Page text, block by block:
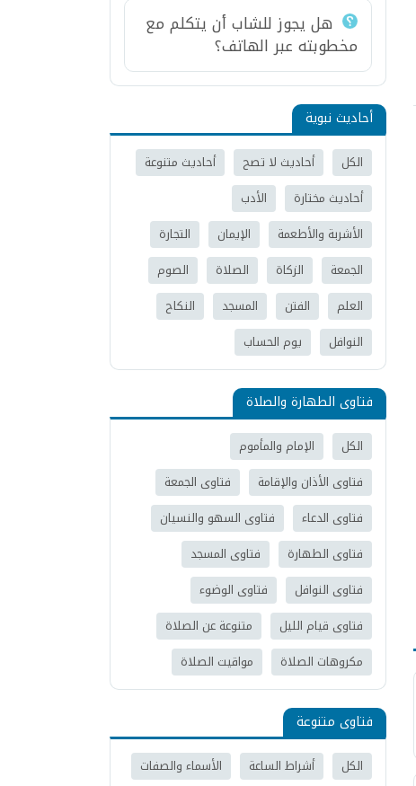
هل يجوز للشاب أن يتكلم مع
مخطوبته عبر الهاتف؟
أحاديث نبوية
الكل أحاديث لا تصح
أحاديث متنوعة
أحاديث مختارة
الأدب
الأشربة والأطعمة
الإيمان
التجارة
الجمعة
الزكاة الصلاة
الصوم
العلم
الفتن المسجد
النكاح
النوافل
يوم الحساب
فتاوى الطهارة والصلاة
الكل
الإمام والمأموم
فتاوى الأذان والإقامة
فتاوى الجمعة
فتاوى الدعاء
فتاوى السهو والنسيان
فتاوى الطهارة
فتاوى المسجد
فتاوى النوافل
فتاوى الوضوء
فتاوى قيام الليل
متنوعة عن الصلاة
مكروهات الصلاة
مواقيت الصلاة
فتاوى متنوعة
الكل أشراط الساعة
الأسماء والصفات